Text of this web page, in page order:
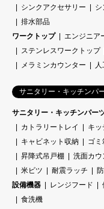
シンクアクセサリー
シ
排水部品
ワークトップ
エンジニア
ステンレスワークトップ
メラミンカウンター
サニタリー・キッチンパ
サニタリー・キッチンパー
カトラリートレイ
キッ
キャビネット収納
ゴミ
昇降式吊戸棚
洗面カウ
米ビツ
耐震ラッチ
設備機器
レンジフード
食洗機